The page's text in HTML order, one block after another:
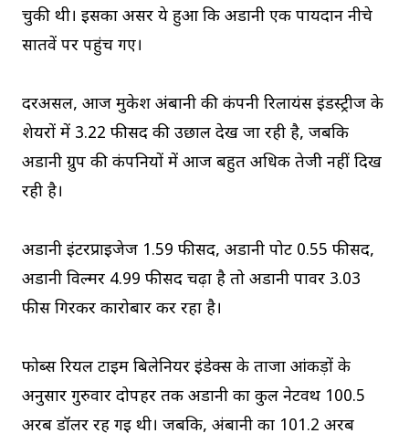
चुकी थी। इसका असर ये हुआ कि अडानी एक पायदान नीचे
सातवें पर पहुंच गए।
दरअसल, आज मुकेश अंबानी की कंपनी रिलायंस इंडस्ट्रीज के
शेयरों में 3.22 फीसद की उछाल देख जा रही है, जबकि
अडानी ग्रुप की कंपनियों में आज बहुत अधिक तेजी नहीं दिख
रही है।
अडानी इंटरप्राइजेज 1.59 फीसद, अडानी पोर्ट 0.55 फीसद,
अडानी विल्मर 4.99 फीसद चढ़ा है तो अडानी पावर 3.03
फीस गिरकर कारोबार कर रहा है।
फोर्ब्स रियल टाइम बिलेनियर इंडेक्स के ताजा आंकड़ों के
अनुसार गुरुवार दोपहर तक अडानी का कुल नेटवर्थ 100.5
अरब डॉलर रह गई थी। जबकि, अंबानी का 101.2 अरब